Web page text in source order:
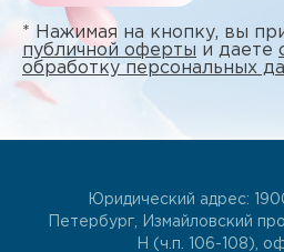
* Нажимая на кнопку, вы
публичной оферты и даете
обработку персональных
Юридический адрес:
Петербург, Измайловский
Н (ч.п. 106-108),